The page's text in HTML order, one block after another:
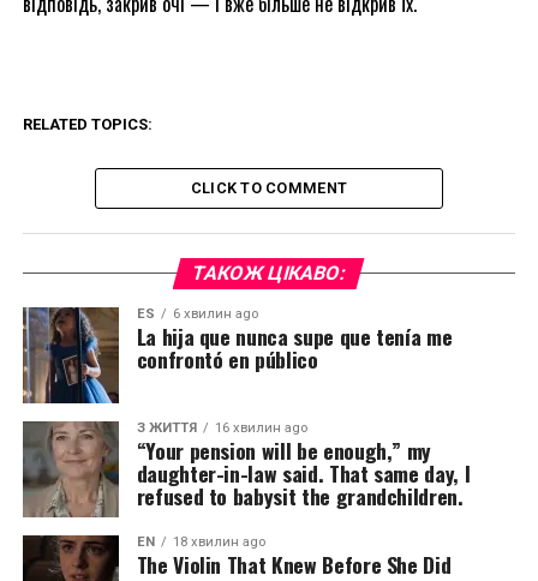
RELATED TOPICS:
CLICK TO COMMENT
ТАКОЖ ЦІКАВО:
ES 6 хвилин ago
La hija que nunca supe que tenía me
confrontó en público
З ЖИТТЯ 16 хвилин ago
“Your pension will be enough,” my
daughter-in-law said. That same day, I
refused to babysit the grandchildren.
EN 18 хвилин ago
The Violin That Knew Before She Did